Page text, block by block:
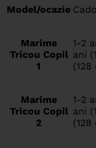
Model/ocazie
Marime
Tricou Copil
1
1-2
ani
(128
Marime
Tricou Copil
2
1-2
ani
(128